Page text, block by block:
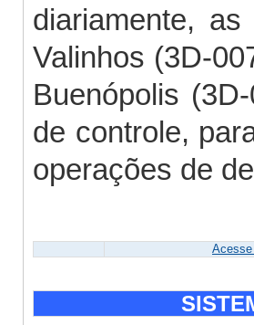
diariamente,
Valinhos (3D-
Buenópolis
de controle,
operações de